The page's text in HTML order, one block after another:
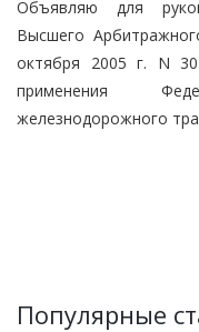
Объявляю для
Высшего
октября 2005 г. N
применения
железнодорожного
Популярные